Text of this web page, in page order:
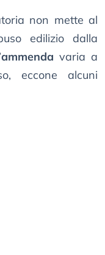
non mette al
edilizio dalla
ammenda varia a
eccone alcuni